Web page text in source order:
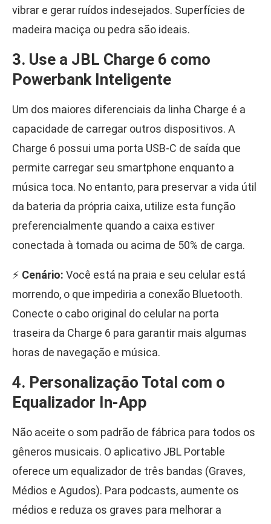
vibrar e gerar ruídos indesejados. Superfícies de
madeira maciça ou pedra são ideais.
3. Use a JBL Charge 6 como
Powerbank Inteligente
Um dos maiores diferenciais da linha Charge é a
capacidade de carregar outros dispositivos. A
Charge 6 possui uma porta USB-C de saída que
permite carregar seu smartphone enquanto a
música toca. No entanto, para preservar a vida útil
da bateria da própria caixa, utilize esta função
preferencialmente quando a caixa estiver
conectada à tomada ou acima de 50% de carga.
⚡ Cenário: Você está na praia e seu celular está
morrendo, o que impediria a conexão Bluetooth.
Conecte o cabo original do celular na porta
traseira da Charge 6 para garantir mais algumas
horas de navegação e música.
4. Personalização Total com o
Equalizador In-App
Não aceite o som padrão de fábrica para todos os
gêneros musicais. O aplicativo JBL Portable
oferece um equalizador de três bandas (Graves,
Médios e Agudos). Para podcasts, aumente os
médios e reduza os graves para melhorar a